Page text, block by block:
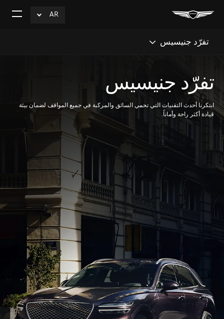
AR
click
افتح
تفرّد جنيسيس
تفرّد جنيسيس
ابتكرنا أحدث التقنيات التي تحمي السائق والمركبة في جميع المواقف لضمان بيئة
قيادة أكثر راحة وأماناً.